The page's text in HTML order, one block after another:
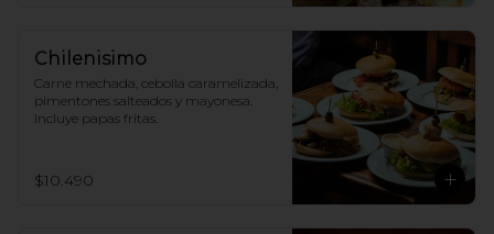
Chilenisimo
Carne mechada, cebolla caramelizada,
pimentones salteados y mayonesa.
Incluye papas fritas.
$10.490